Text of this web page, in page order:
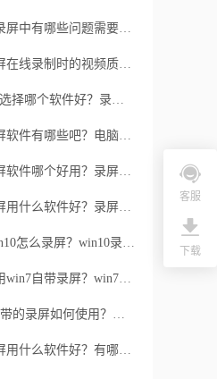
在全民录屏中有哪些问题需要注意呢？是否需要特定的技能和工具？
使用录屏在线录制时的视频质量如何？它是否支持一些复杂的操作？
录屏 gif选择哪个软件好？录屏gif操作步骤是怎样的？
电脑录屏软件有哪些吧？电脑录屏前应注意什么？
电脑录屏软件哪个好用？录屏软件能用于教学吗？
电脑录屏用什么软件好？录屏模糊的原因有哪些？
录屏 win10怎么录屏？win10录屏用哪款软件？
如何使用win7自带录屏？win7自带录屏的优缺点是什么？
win10自带的录屏如何使用？清晰度怎么调节？
win8录屏用什么软件好？有哪些好用的录屏软件？
客服
下载